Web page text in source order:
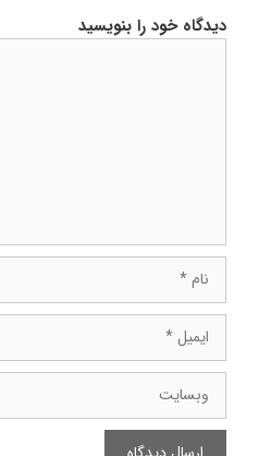
دیدگاه خود را بنویسید
ایمیل
وبسایت